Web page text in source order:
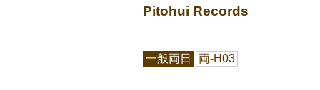
Pitohui Records
一般両日 両-H03